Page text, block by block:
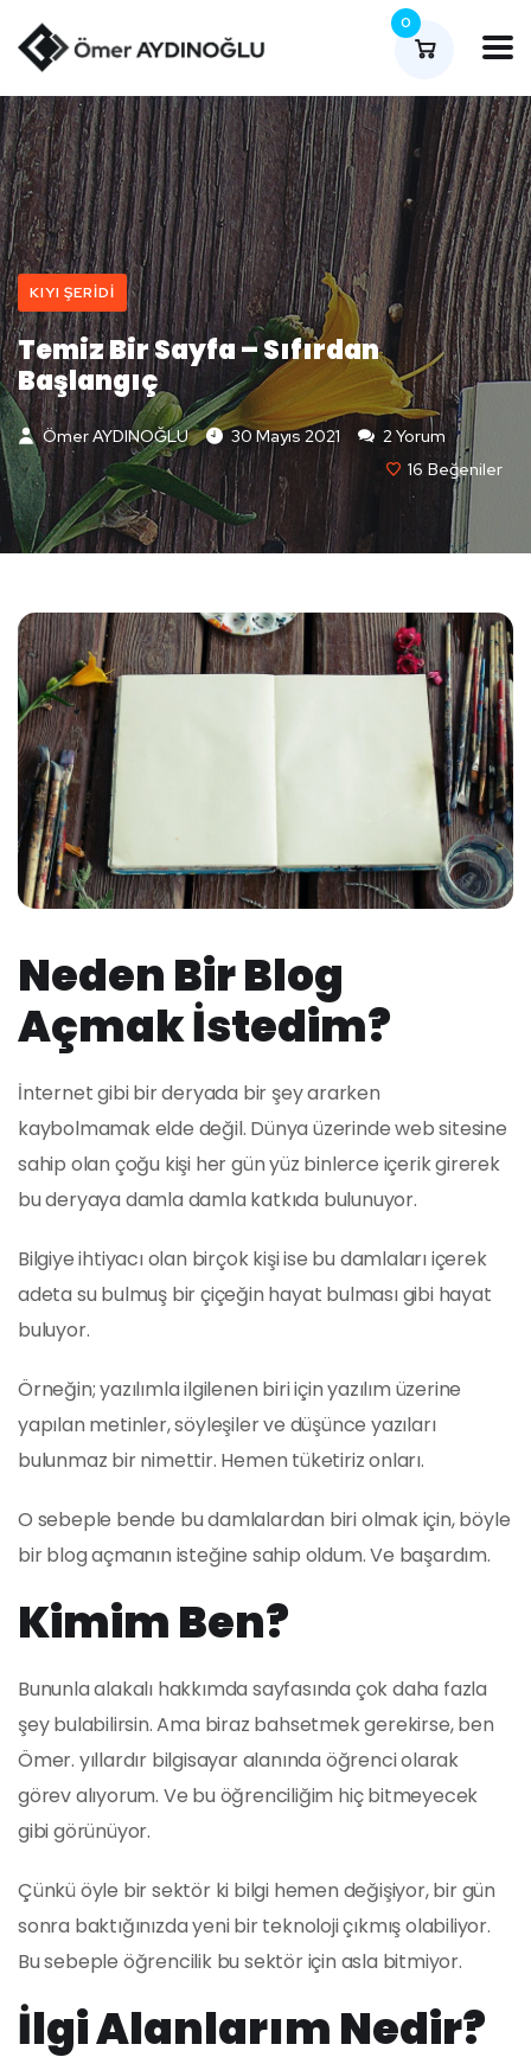
0
KIYI ŞERIDI
Temiz Bir Sayfa – Sıfırdan
Başlangıç
Ömer AYDINOĞLU 30 Mayıs 2021
2 Yorum
16 Beğeniler
Neden Bir Blog
Açmak İstedim?
İnternet gibi bir deryada bir şey ararken
kaybolmamak elde değil. Dünya üzerinde web sitesine
sahip olan çoğu kişi her gün yüz binlerce içerik girerek
bu deryaya damla damla katkıda bulunuyor.
Bilgiye ihtiyacı olan birçok kişi ise bu damlaları içerek
adeta su bulmuş bir çiçeğin hayat bulması gibi hayat
buluyor.
Örneğin; yazılımla ilgilenen biri için yazılım üzerine
yapılan metinler, söyleşiler ve düşünce yazıları
bulunmaz bir nimettir. Hemen tüketiriz onları.
O sebeple bende bu damlalardan biri olmak için, böyle
bir blog açmanın isteğine sahip oldum. Ve başardım.
Kimim Ben?
Bununla alakalı hakkımda sayfasında çok daha fazla
şey bulabilirsin. Ama biraz bahsetmek gerekirse, ben
Ömer. yıllardır bilgisayar alanında öğrenci olarak
görev alıyorum. Ve bu öğrenciliğim hiç bitmeyecek
gibi görünüyor.
Çünkü öyle bir sektör ki bilgi hemen değişiyor, bir gün
sonra baktığınızda yeni bir teknoloji çıkmış olabiliyor.
Bu sebeple öğrencilik bu sektör için asla bitmiyor.
İlgi Alanlarım Nedir?